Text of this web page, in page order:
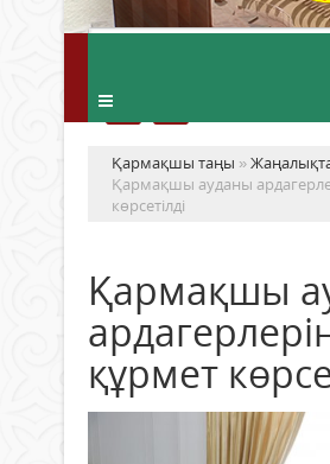
Қармақшы таңы »
Қармақшы ауданы
көрсетілді
Қармақшы
құрмет